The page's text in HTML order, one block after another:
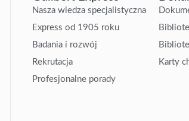
Nasza wiedza specjalistyczna
Express od 1905 roku
Badania i rozwój
Rekrutacja
Profesjonalne porady
Karty